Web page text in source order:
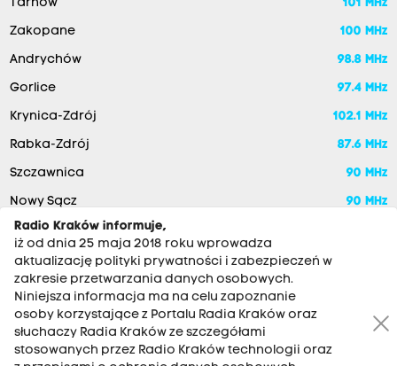
Tarnów 101 MHz
Zakopane 100 MHz
Andrychów 98.8 MHz
Gorlice 97.4 MHz
Krynica-Zdrój 102.1 MHz
Rabka-Zdrój 87.6 MHz
Szczawnica 90 MHz
Nowy Sącz 90 MHz
Radio Kraków informuje,
iż od dnia 25 maja 2018 roku wprowadza
aktualizację polityki prywatności i zabezpieczeń w
zakresie przetwarzania danych osobowych.
Niniejsza informacja ma na celu zapoznanie
osoby korzystające z Portalu Radia Kraków oraz
słuchaczy Radia Kraków ze szczegółami
stosowanych przez Radio Kraków technologii oraz